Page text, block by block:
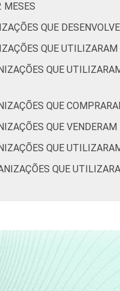
MESES
QUE
QUE
QUE
QUE
QUE
QUE
QUE